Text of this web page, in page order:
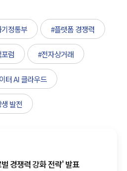
정통부 #플랫폼 경쟁력
럼 #전자상거래
터 AI 클라우드
발전
경쟁력 강화 전략' 발표